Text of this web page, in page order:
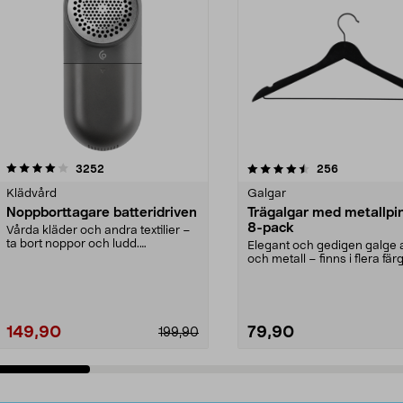
3252
Klädvård
Noppborttagare batteridriven
Vårda kläder och andra textilier –
ta bort noppor och ludd.
199,90
149,90
4.5av 5 stjärnor 256recensioner
Galgar
Trägalgar med
8-pack
Elegant och gedigen galge
och metall – finns i flera
79,90
4.0av 5 stjärnor